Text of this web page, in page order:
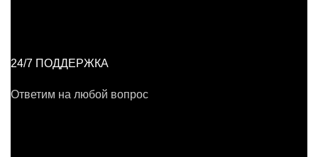
24/7 ПОДДЕРЖКА
Ответим на любой вопрос